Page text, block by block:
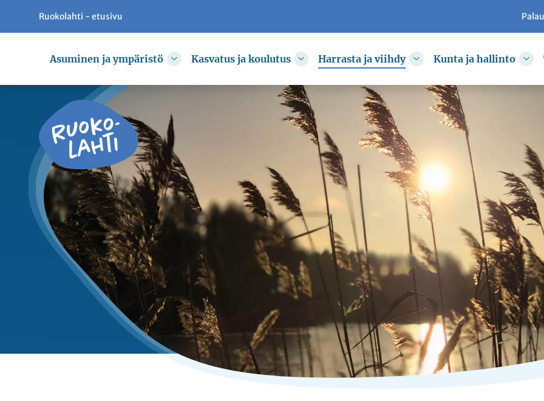
Siirry pääsisältöön
Ruokolahti - etusivu
Asuminen ja ympäristö
Vaihda alasvetovalikkoa
Kasvatus ja koulutus
Vaihda alasvetovalikkoa
Harrasta ja viihdy
Vaihda alasvetovalikkoa
Kunta ja hallinto